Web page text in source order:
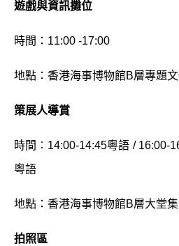
遊戲與資訊攤位
時間：11:00 -17:00
地點：香港海事博物館B層專題
策展人導賞
時間︰14:00-14:45粵語 / 16:00-
粵語
地點：香港海事博物館B層大堂
拍照區